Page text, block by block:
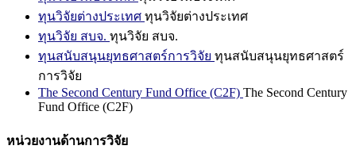
ทุนวิจัยต่างประเทศ ทุนวิจัยต่างประเทศ
ทุนวิจัย สบจ. ทุนวิจัย สบจ.
ทุนสนับสนุนยุทธศาสตร์การวิจัย ทุนสนับสนุนยุทธศาสตร์
การวิจัย
The Second Century Fund Office (C2F) The Second Century
Fund Office (C2F)
หน่วยงานด้านการวิจัย